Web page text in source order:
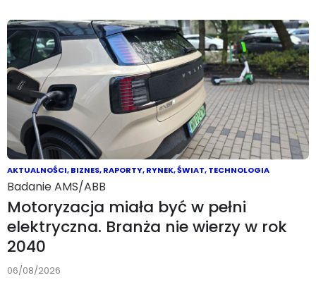
AKTUALNOŚCI,BIZNES,RAPORTY,RYNEK,ŚWIAT,TECHNOLOGIA
Badanie AMS/ABB
Motoryzacja miała być w pełni
elektryczna. Branża nie wierzy w rok
2040
06/08/2026